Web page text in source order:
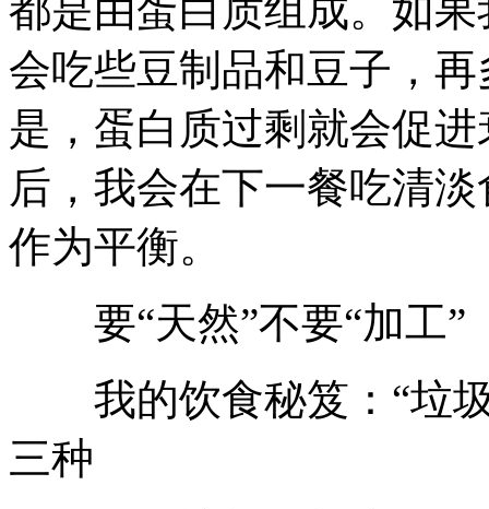
都是由蛋白质组成。如
会吃些豆制品和豆子，
是，蛋白质过剩就会促
后，我会在下一餐吃清
作为平衡。
要“天然”不要“加工”
我的饮食秘笈：“垃圾
三种